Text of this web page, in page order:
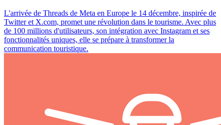
L'arrivée de Threads de Meta en Europe le 14 décembre, inspirée de
Twitter et X.com, promet une révolution dans le tourisme. Avec plus
de 100 millions d'utilisateurs, son intégration avec Instagram et ses
fonctionnalités uniques, elle se prépare à transformer la
communication touristique.